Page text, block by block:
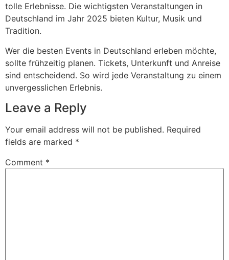
tolle Erlebnisse. Die wichtigsten Veranstaltungen in
Deutschland im Jahr 2025 bieten Kultur, Musik und
Tradition.
Wer die besten Events in Deutschland erleben möchte,
sollte frühzeitig planen. Tickets, Unterkunft und Anreise
sind entscheidend. So wird jede Veranstaltung zu einem
unvergesslichen Erlebnis.
Leave a Reply
Your email address will not be published. Required
fields are marked *
Comment *